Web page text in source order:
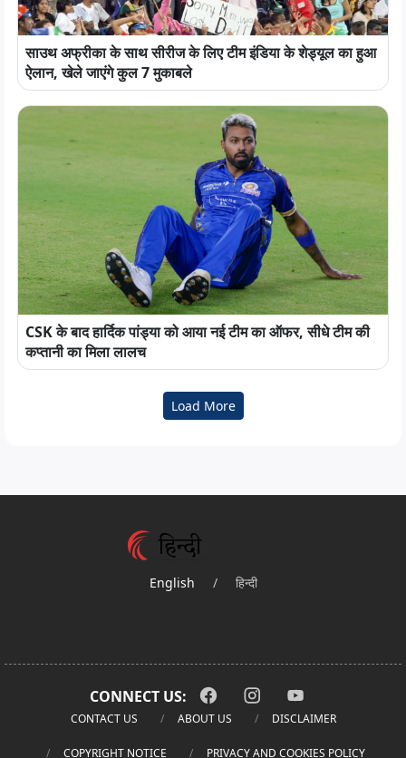
साउथ अफ्रीका के साथ सीरीज के लिए टीम इंडिया के शेड्यूल का हुआ
ऐलान, खेले जाएंगे कुल 7 मुकाबले
CSK के बाद हार्दिक पांड्या को आया नई टीम का ऑफर, सीधे टीम की
कप्तानी का मिला लालच
Load More
English / हिन्दी
CONNECT US:
CONTACT US ABOUT US DISCLAIMER
COPYRIGHT NOTICE PRIVACY AND COOKIES POLICY